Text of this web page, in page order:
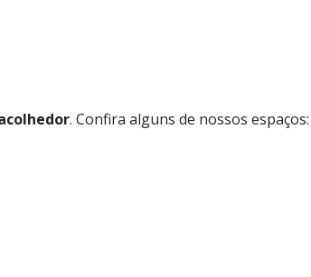
. Confira alguns de nossos espaços: